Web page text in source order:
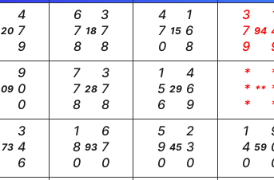
20 479 678 18 378 470 15168 379 94
09 900 778 28 378 156 29469 *** **
73346 180 93 670 590 45230 140 59